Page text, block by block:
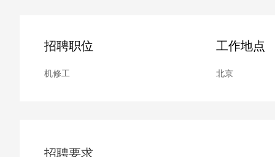
招聘职位
机修工
工作地点
北京
招聘要求